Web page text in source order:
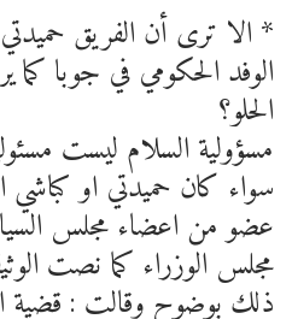
* الا ترى أن الفريق
الوفد الحكومي في جوبا كما
الحلو؟
مسؤولية السلام ليست
سواء كان حميدتي او كباشي
عضو من اعضاء مجلس
مجلس الوزراء كما نصت
ذلك بوضوح وقالت : قضية